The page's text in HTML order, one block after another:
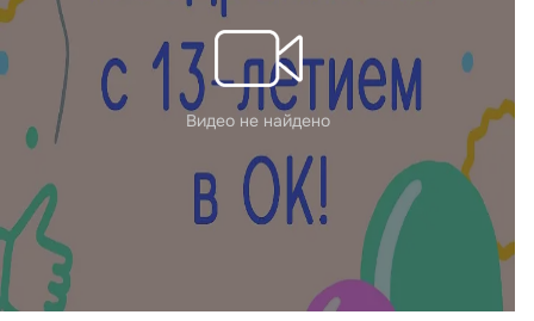
Видео не найдено